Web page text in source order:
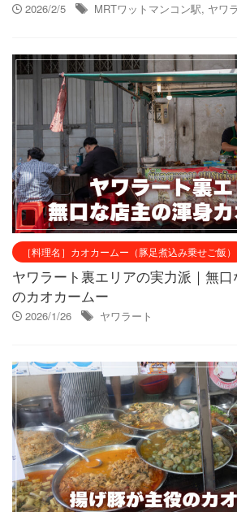
2026/2/5 MRTワットマンコン駅, ヤワ
［料理名］カオカームー（豚足煮込み乗せご飯）
ヤワラート裏エリアの実力派｜無
のカオカームー
2026/1/26 ヤワラート